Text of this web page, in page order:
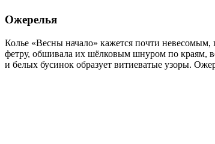
Ожерелья
Колье «Весны начало» кажется почти
фетру, обшивала их шёлковым шнуром по краям,
и белых бусинок образует витиеватые узоры.